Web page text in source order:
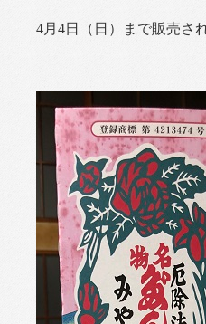
4月4日（日）まで販売さ